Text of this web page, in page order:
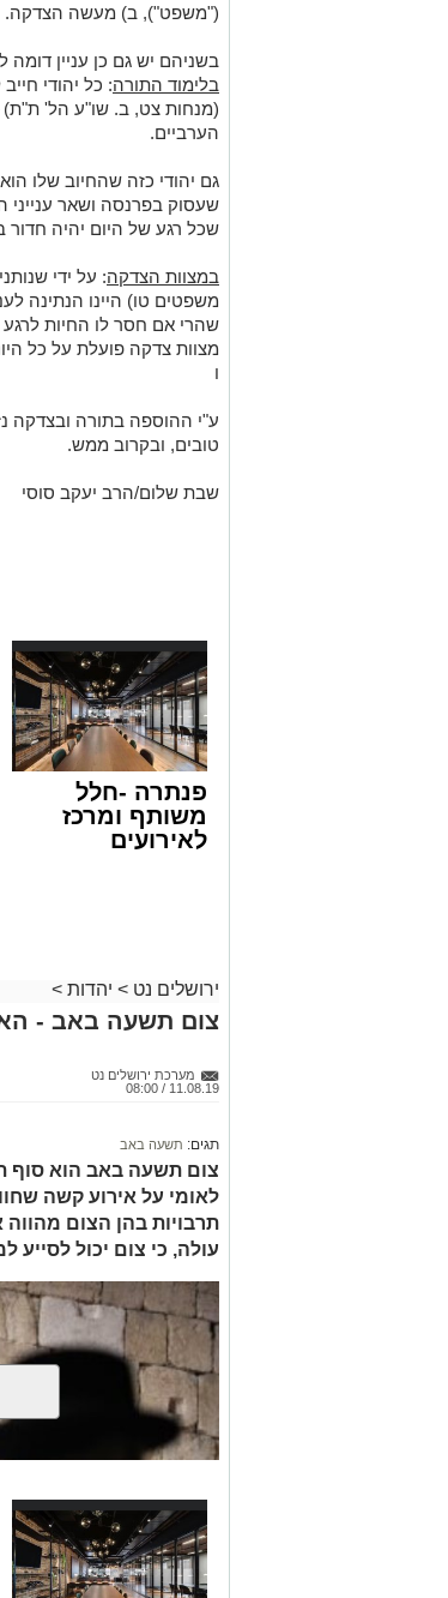
("משפט"), ב) מעשה הצדקה.
בשניהם יש גם כן עניין דומה
בלימוד התורה: כל יהודי
(מנחות צט, ב. שו"ע הל' ת"ת)
הערביים.
גם יהודי כזה שהחיוב שלו
שעסוק בפרנסה ושאר ענייני
שכל רגע של היום יהיה חדור
במצוות הצדקה: על ידי
משפטים טו) היינו הנתינה
שהרי אם חסר לו החיות
מצוות צדקה פועלת על כל
ו
ע"י ההוספה בתורה ובצדקה
טובים, ובקרוב ממש.
שבת שלום/הרב יעקב סוסי
פנתרה -חלל
משותף ומרכז
לאירועים
ירושלים נט > יהדות >
צום תשעה באב -
מערכת ירושלים נט
11.08.19 / 08:00
תגים: תשעה באב
לאומי על אירוע קשה
תרבויות בהן הצום
עולה, כי צום יכול לסייע